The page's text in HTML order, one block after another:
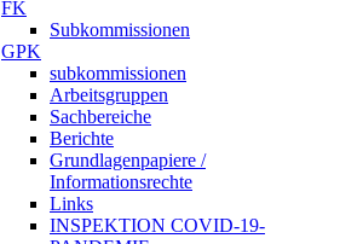
FK
Subkommissionen
GPK
subkommissionen
Arbeitsgruppen
Sachbereiche
Berichte
Grundlagenpapiere /
Informationsrechte
Links
INSPEKTION COVID-19-